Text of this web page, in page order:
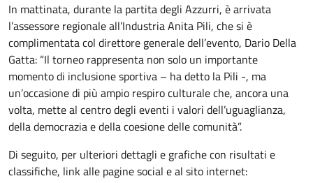
In mattinata, durante la partita degli Azzurri, è arrivata
l’assessore regionale all’Industria Anita Pili, che si è
complimentata col direttore generale dell’evento, Dario Della
Gatta: “Il torneo rappresenta non solo un importante
momento di inclusione sportiva – ha detto la Pili -, ma
un’occasione di più ampio respiro culturale che, ancora una
volta, mette al centro degli eventi i valori dell’uguaglianza,
della democrazia e della coesione delle comunità”.
Di seguito, per ulteriori dettagli e grafiche con risultati e
classifiche, link alle pagine social e al sito internet: